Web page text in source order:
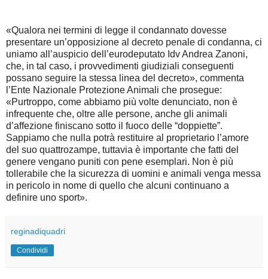
«Qualora nei termini di legge il condannato dovesse
presentare un’opposizione al decreto penale di condanna, ci
uniamo all’auspicio dell’eurodeputato Idv Andrea Zanoni,
che, in tal caso, i provvedimenti giudiziali conseguenti
possano seguire la stessa linea del decreto», commenta
l’Ente Nazionale Protezione Animali che prosegue:
«Purtroppo, come abbiamo più volte denunciato, non è
infrequente che, oltre alle persone, anche gli animali
d’affezione finiscano sotto il fuoco delle “doppiette”.
Sappiamo che nulla potrà restituire al proprietario l’amore
del suo quattrozampe, tuttavia è importante che fatti del
genere vengano puniti con pene esemplari. Non è più
tollerabile che la sicurezza di uomini e animali venga messa
in pericolo in nome di quello che alcuni continuano a
definire uno sport».
reginadiquadri
Condividi